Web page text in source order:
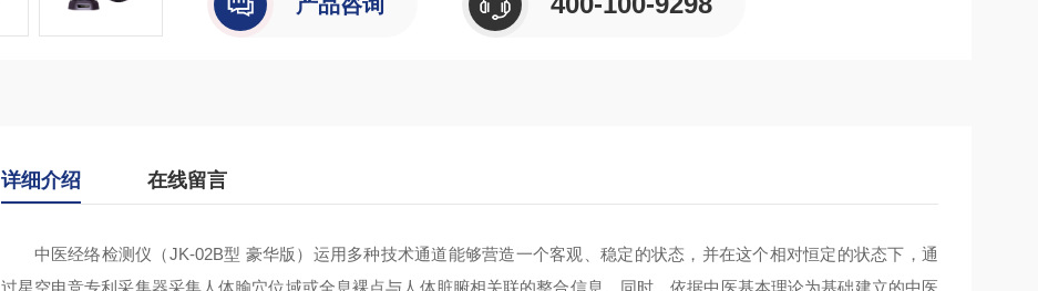
详细介绍 在线留言
中医经络检测仪（JK-02B型 豪华版）运用多种技术通道能够营造一个客观、稳定的状态，并在这个相对恒定的状态下，通
过星空电竞专利采集器采集人体腧穴位域或全息裸点与人体脏腑相关联的整合信息。同时，依据中医基本理论为基础建立的中医